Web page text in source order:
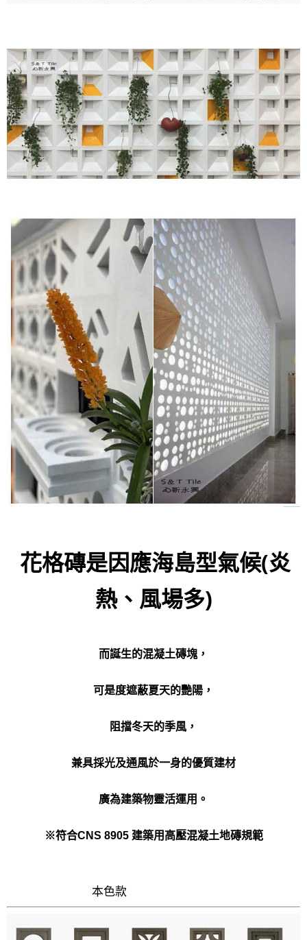
花格磚是因應海島型氣候(炎
熱、風場多)
而誕生的混凝土磚塊，
可是度遮蔽夏天的艷陽，
阻擋冬天的季風，
兼具採光及通風於一身的優質建材
廣為建築物靈活運用。
※符合CNS 8905 建築用高壓混凝土地磚規範
本色款